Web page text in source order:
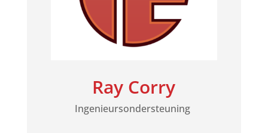
Ray Corry
Ingenieursondersteuning